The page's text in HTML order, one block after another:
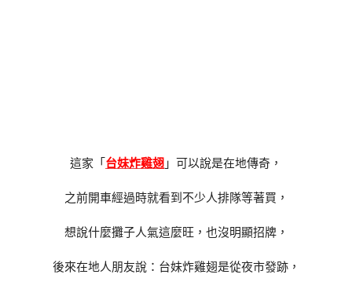
這家「 台妹炸雞翅 」可以說是在地傳奇，
之前開車經過時就看到不少人排隊等著買，
想說什麼攤子人氣這麼旺，也沒明顯招牌，
後來在地人朋友說：台妹炸雞翅是從夜市發跡，